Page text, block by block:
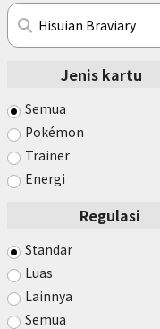
Jenis kartu
Semua
Pokémon
Trainer
Energi
Regulasi
Standar
Luas
Lainnya
Semua